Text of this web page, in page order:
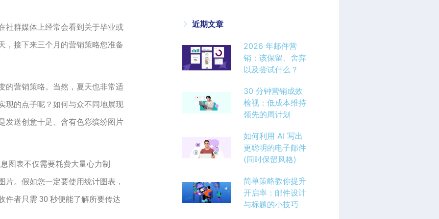
社群媒体上经常会看到关于毕业或
，接下来三个月的营销策略您准备
的营销策略。当然，夏天也非常适
现的点子呢？如何与众不同地展现
发送创意十足、含有色彩缤纷图片
图表不仅需要耗费大量心力制
。假如您一定要使用统计图表，
件者只需 30 秒便能了解所要传达
近期文章
2026 年邮件营
销：该保留、舍弃
以及尝试什么？
30 分钟营销成效
检视：低成本维持
领先的周计划
如何利用 AI 写出
更聪明的电子邮件
(同时保留风格)
简单策略教你提升
开启率：邮件设计
与标题的小技巧